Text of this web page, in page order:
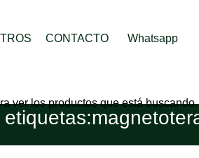
CONTACTO Whatsapp
ver los productos que está buscando.